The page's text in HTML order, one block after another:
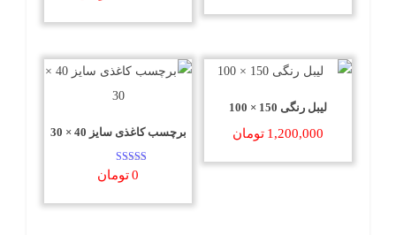
لیبل رنگی 150 × 100
1,200,000 تومان برچسب کاغذی سایز 40 × 30
امتیاز
5.00
0تومان